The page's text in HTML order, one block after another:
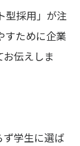
型採用」が注
すために企業
伝えしま
ず学生に選ば